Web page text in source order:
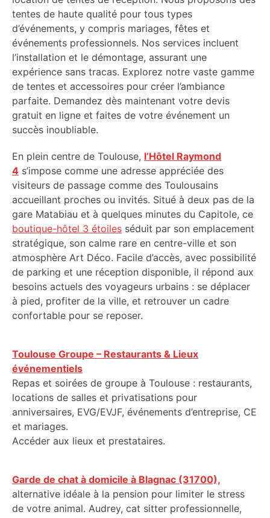
tentes de haute qualité pour tous types
d’événements, y compris mariages, fêtes et
événements professionnels. Nos services incluent
l’installation et le démontage, assurant une
expérience sans tracas. Explorez notre vaste gamme
de tentes et accessoires pour créer l’ambiance
parfaite. Demandez dès maintenant votre devis
gratuit en ligne et faites de votre événement un
succès inoubliable.
En plein centre de Toulouse, l’Hôtel Raymond
4 s’impose comme une adresse appréciée des
visiteurs de passage comme des Toulousains
accueillant proches ou invités. Situé à deux pas de la
gare Matabiau et à quelques minutes du Capitole, ce
boutique-hôtel 3 étoiles séduit par son emplacement
stratégique, son calme rare en centre-ville et son
atmosphère Art Déco. Facile d’accès, avec possibilité
de parking et une réception disponible, il répond aux
besoins actuels des voyageurs urbains : se déplacer
à pied, profiter de la ville, et retrouver un cadre
confortable pour se reposer.
Toulouse Groupe – Restaurants & Lieux
événementiels
Repas et soirées de groupe à Toulouse : restaurants,
locations de salles et privatisations pour
anniversaires, EVG/EVJF, événements d’entreprise, CE
et mariages.
Accéder aux lieux et prestataires.
Garde de chat à domicile à Blagnac (31700),
alternative idéale à la pension pour limiter le stress
de votre animal. Audrey, cat sitter professionnelle,